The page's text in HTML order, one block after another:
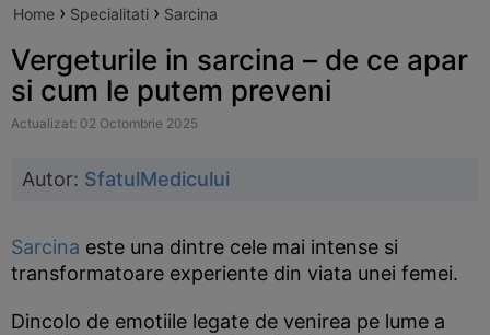
Home › Specialitati › Sarcina
Vergeturile in sarcina – de ce apar
si cum le putem preveni
Actualizat: 02 Octombrie 2025
Autor: SfatulMedicului
Sarcina este una dintre cele mai intense si
transformatoare experiente din viata unei femei.
Dincolo de emotiile legate de venirea pe lume a